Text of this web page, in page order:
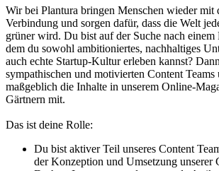
Wir bei Plantura bringen Menschen wieder mit
Verbindung und sorgen dafür, dass die Welt
grüner wird. Du bist auf der Suche nach
dem du sowohl ambitioniertes, nachhaltiges
auch echte Startup-Kultur erleben kannst?
sympathischen und motivierten Content Teams
maßgeblich die Inhalte in unserem Online-
Gärtnern mit.
Das ist deine Rolle:
Du bist aktiver Teil unseres Content
der Konzeption und Umsetzung unserer